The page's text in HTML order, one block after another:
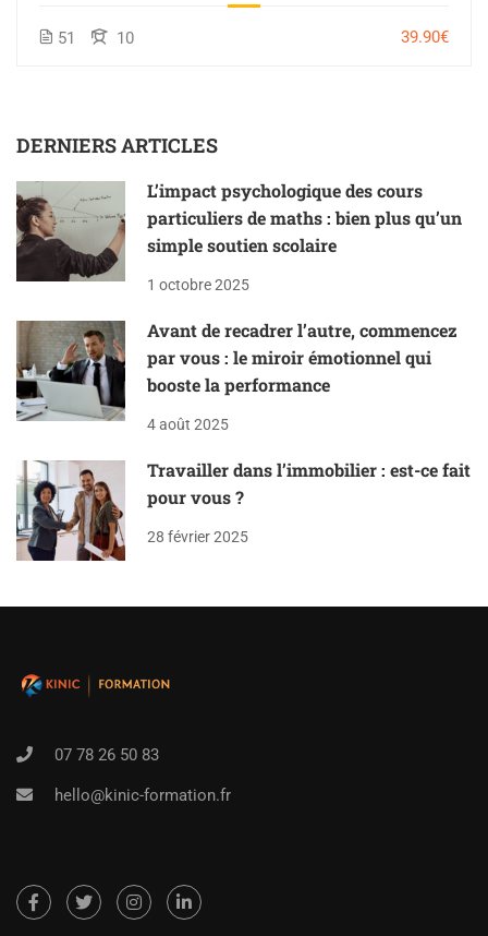
51 10 39.90€
DERNIERS ARTICLES
L’impact psychologique des cours
particuliers de maths : bien plus qu’un
simple soutien scolaire
1 octobre 2025
Avant de recadrer l’autre, commencez
par vous : le miroir émotionnel qui
booste la performance
4 août 2025
Travailler dans l’immobilier : est-ce fait
pour vous ?
28 février 2025
07 78 26 50 83
hello@kinic-formation.fr